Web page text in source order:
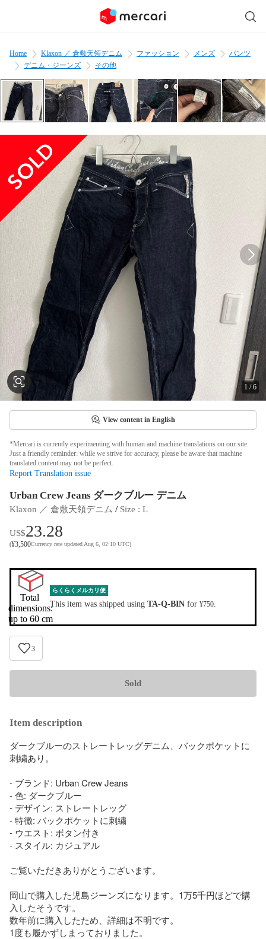
Home Klaxon ／ 倉敷天領デニム ファッション メンズ
パンツ
デニム・ジーンズ
その他
1 /6
View content in English
*Mercari is currently experimenting with human and machine translations on our site.
Just a friendly reminder: while we strive for accuracy, please be aware that machine
translated content may not be perfect.
Report Translation issue
Urban Crew Jeans ダークブルー デニム
Klaxon ／ 倉敷天領デニム / Size : L
US$23.28
(¥3,500Currency rate updated Aug 6, 02:10 UTC)
Total
dimensions:
up to 60 cm
らくらくメルカリ便
This item was shipped using TA-Q-BIN for ¥750.
3
Sold
Item description
ダークブルーのストレートレッグデニム、バックポケットに
刺繍あり。
- ブランド: Urban Crew Jeans
- 色: ダークブルー
- デザイン: ストレートレッグ
- 特徴: バックポケットに刺繍
- ウエスト: ボタン付き
- スタイル: カジュアル
ご覧いただきありがとうございます。
岡山で購入した児島ジーンズになります。1万5千円ほどで購
入したそうです。
数年前に購入したため、詳細は不明です。
1度も履かずしまっておりました。